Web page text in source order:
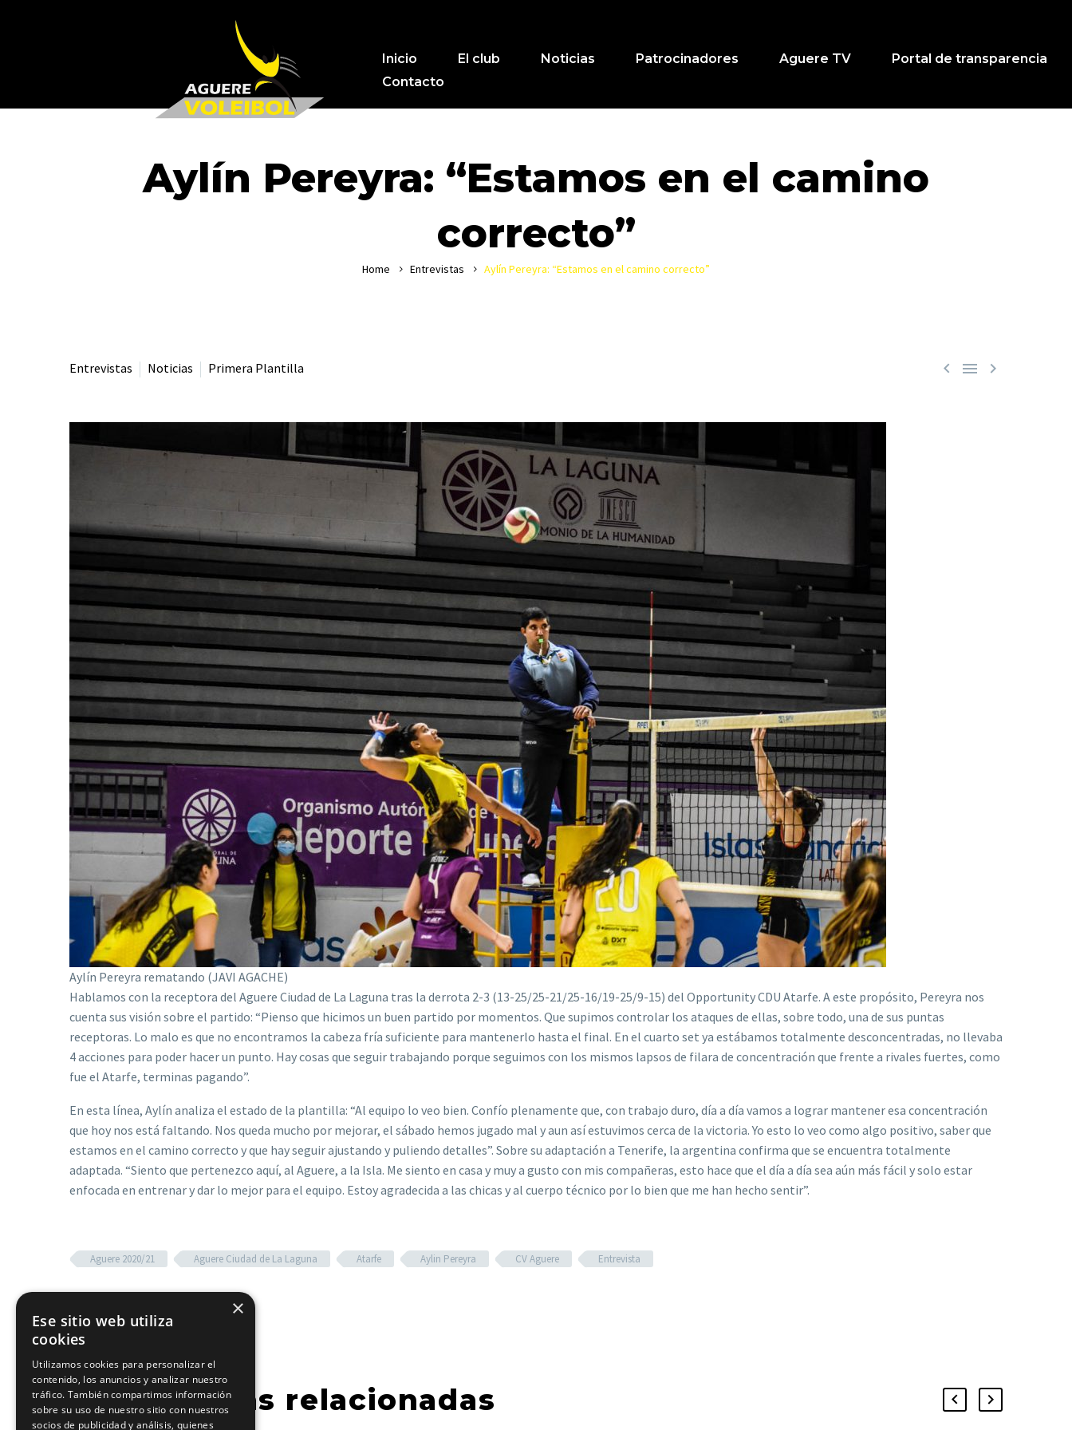
Inicio El club Noticias Patrocinadores Aguere TV
Portal de transparencia
Contacto
Aylín Pereyra: “Estamos en el camino
correcto”
Home Entrevistas Aylín Pereyra: “Estamos en el camino correcto”
  
Entrevistas Noticias Primera Plantilla
Aylín Pereyra rematando (JAVI AGACHE)
Hablamos con la receptora del Aguere Ciudad de La Laguna tras la derrota 2-3 (13-25/25-21/25-16/19-25/9-15) del Opportunity CDU Atarfe. A este propósito, Pereyra nos
cuenta sus visión sobre el partido: “Pienso que hicimos un buen partido por momentos. Que supimos controlar los ataques de ellas, sobre todo, una de sus puntas
receptoras. Lo malo es que no encontramos la cabeza fría suficiente para mantenerlo hasta el final. En el cuarto set ya estábamos totalmente desconcentradas, no llevaba
4 acciones para poder hacer un punto. Hay cosas que seguir trabajando porque seguimos con los mismos lapsos de filara de concentración que frente a rivales fuertes, como
fue el Atarfe, terminas pagando”.
En esta línea, Aylín analiza el estado de la plantilla: “Al equipo lo veo bien. Confío plenamente que, con trabajo duro, día a día vamos a lograr mantener esa concentración
que hoy nos está faltando. Nos queda mucho por mejorar, el sábado hemos jugado mal y aun así estuvimos cerca de la victoria. Yo esto lo veo como algo positivo, saber que
estamos en el camino correcto y que hay seguir ajustando y puliendo detalles”. Sobre su adaptación a Tenerife, la argentina confirma que se encuentra totalmente
adaptada. “Siento que pertenezco aquí, al Aguere, a la Isla. Me siento en casa y muy a gusto con mis compañeras, esto hace que el día a día sea aún más fácil y solo estar
enfocada en entrenar y dar lo mejor para el equipo. Estoy agradecida a las chicas y al cuerpo técnico por lo bien que me han hecho sentir”.
Aguere 2020/21 Aguere Ciudad de La Laguna Atarfe Aylin Pereyra CV Aguere Entrevista
Entradas relacionadas
×
Ese sitio web utiliza
cookies
Utilizamos cookies para personalizar el
contenido, los anuncios y analizar nuestro
tráfico. También compartimos información
sobre su uso de nuestro sitio con nuestros
socios de publicidad y análisis, quienes